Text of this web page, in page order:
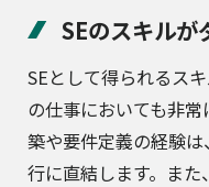
SEのスキルが
SEとして得られるス
の仕事においても非
築や要件定義の経験
行に直結します。ま